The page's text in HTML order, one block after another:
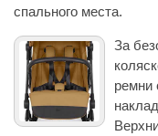
спального места.
За
ремни